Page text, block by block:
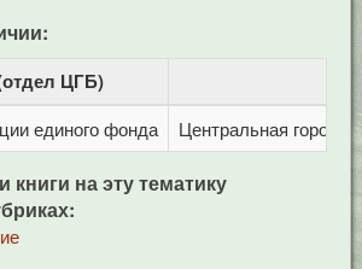
ЦГБ)
единого фонда Центральная
книги на эту тематику